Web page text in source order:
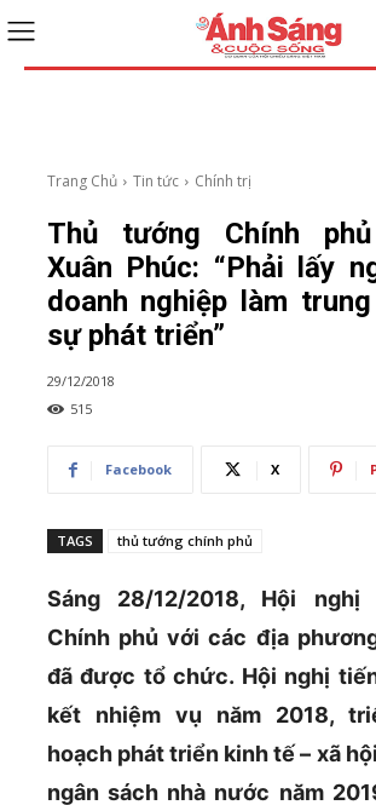
Trang Chủ Tin tức Chính trị
Thủ tướng Chính
Xuân Phúc: “Phải lấy
doanh nghiệp làm
sự phát triển”
29/12/2018
515
Facebook X
TAGS thủ tướng chính phủ
Sáng 28/12/2018, Hội nghị
Chính phủ với các địa
đã được tổ chức. Hội nghị
kết nhiệm vụ năm 2018,
hoạch phát triển kinh tế – xã
ngân sách nhà nước năm